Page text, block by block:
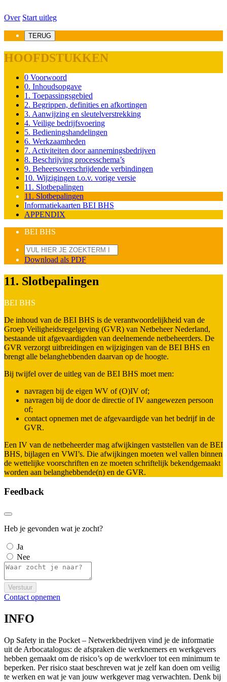
Over Start uitleg
TERUG
HOOFDSTUKKEN
0 Voorwoord
0. Inhoudsopgave
1. Toepassingsgebied
2. Begrippen, definities en afkortingen
3. Aanwijzing en sleutelverstrekking
4. Veilige bedrijfsvoering
5. Bedieningshandelingen
6. Werkzaamheden
7. Activiteiten door aannemingsbedrijven
8. Beschrijving processchema’s
9. Beheersoverschrijdende verbindingen
10. Wijzigingen t.o.v. vorige versie
11. Slotbepalingen
11. Slotbepalingen
Informatiekaarten BEI BHS
APPENDIX
BEI BHS
Download als PDF
11. Slotbepalingen
BEI BHS
De inhoud van de BEI BHS is de verantwoordelijkheid van de
Groep Veiligheidsregelgeving (GVR) van Netbeheer Nederland,
bestaande uit afgevaardigden van deelnemende netbeheerders. De
GVR verzorgt uitbreidingen en wijzigingen van de BEI BHS en
brengt alle belanghebbenden daarvan op de hoogte.
Bij twijfel over de uitleg van de BEI BHS moet men:
navragen bij de eigen WV of (O)IV of;
navragen bij de door de directie of IV aangewezen persoon
of;
contact opnemen met de afgevaardigde van het bedrijf in de
GVR.
Een IV van de netbeheerder mag afwijkingen vaststellen van de BEI
BHS, bijlagen en VWI’s. Die afwijkingen moeten wel vallen binnen
de wettelijke voorschriften en ze moeten schriftelijk bekendgemaakt
worden aan belanghebbende(n) en de GVR.
Feedback
Heb je gevonden wat je zocht?
Ja
Nee
Verstuur
Contact opnemen
INFO
Op Safety in the Pocket – Netwerkbedrijven vind je de informatie
uit de Arbocatalogus: de afspraken die werknemers en werkgevers
hebben gemaakt om de risico’s op de werkvloer tot een minimum te
beperken. Per risico staat beschreven wat je zelf kan doen om veilig
te werken en wat je van jouw werkgever mag verwachten. Denk bij